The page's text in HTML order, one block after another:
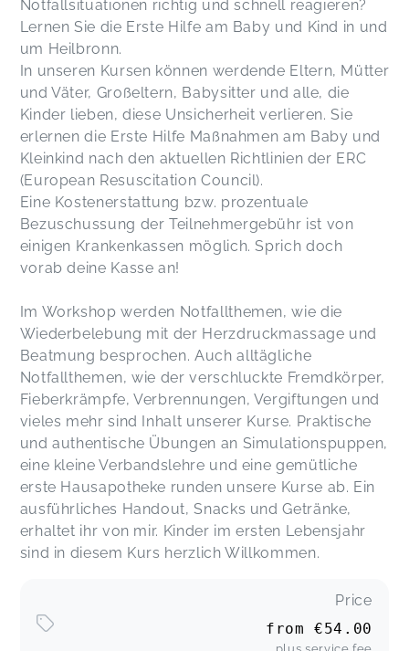
Notfallsituationen richtig und schnell reagieren?
Lernen Sie die Erste Hilfe am Baby und Kind in und
um Heilbronn.
In unseren Kursen können werdende Eltern, Mütter
und Väter, Großeltern, Babysitter und alle, die
Kinder lieben, diese Unsicherheit verlieren. Sie
erlernen die Erste Hilfe Maßnahmen am Baby und
Kleinkind nach den aktuellen Richtlinien der ERC
(European Resuscitation Council).
Eine Kostenerstattung bzw. prozentuale
Bezuschussung der Teilnehmergebühr ist von
einigen Krankenkassen möglich. Sprich doch
vorab deine Kasse an!
Im Workshop werden Notfallthemen, wie die
Wiederbelebung mit der Herzdruckmassage und
Beatmung besprochen. Auch alltägliche
Notfallthemen, wie der verschluckte Fremdkörper,
Fieberkrämpfe, Verbrennungen, Vergiftungen und
vieles mehr sind Inhalt unserer Kurse. Praktische
und authentische Übungen an Simulationspuppen,
eine kleine Verbandslehre und eine gemütliche
erste Hausapotheke runden unsere Kurse ab. Ein
ausführliches Handout, Snacks und Getränke,
erhaltet ihr von mir. Kinder im ersten Lebensjahr
sind in diesem Kurs herzlich Willkommen.
Price
from€54.00